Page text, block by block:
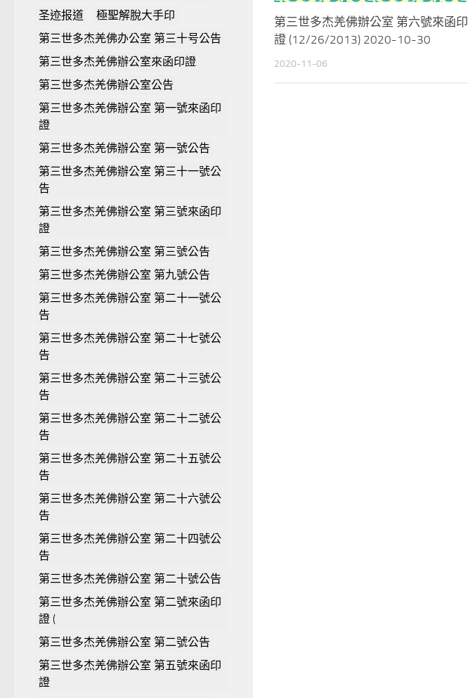
第三世多杰羌佛辦公室 第六號來函印
證 (12/26/2013) 2020-10-30
2020-11-06
圣迹报道
極聖解脫大手印
第三世多杰羌佛办公室 第三十号公告
第三世多杰羌佛辦公室來函印證
第三世多杰羌佛辦公室公告
第三世多杰羌佛辦公室 第一號來函印
證
第三世多杰羌佛辦公室 第一號公告
第三世多杰羌佛辦公室 第三十一號公
告
第三世多杰羌佛辦公室 第三號來函印
證
第三世多杰羌佛辦公室 第三號公告
第三世多杰羌佛辦公室 第九號公告
第三世多杰羌佛辦公室 第二十一號公
告
第三世多杰羌佛辦公室 第二十七號公
告
第三世多杰羌佛辦公室 第二十三號公
告
第三世多杰羌佛辦公室 第二十二號公
告
第三世多杰羌佛辦公室 第二十五號公
告
第三世多杰羌佛辦公室 第二十六號公
告
第三世多杰羌佛辦公室 第二十四號公
告
第三世多杰羌佛辦公室 第二十號公告
第三世多杰羌佛辦公室 第二號來函印
證 (
第三世多杰羌佛辦公室 第二號公告
第三世多杰羌佛辦公室 第五號來函印
證